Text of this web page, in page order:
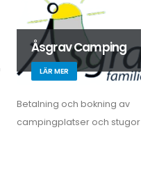
Åsgrav Camping
LÄR MER
Betalning och bokning av
campingplatser och stugor